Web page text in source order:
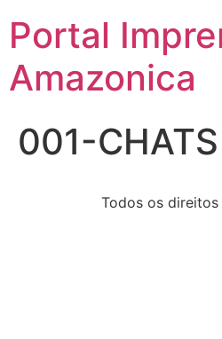
Portal
Amazonica
001-
Todos os